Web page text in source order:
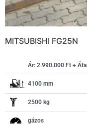
MITSUBISHI FG25N
Ár: 2.990.000 Ft + Áfa
4100 mm
2500 kg
gázos